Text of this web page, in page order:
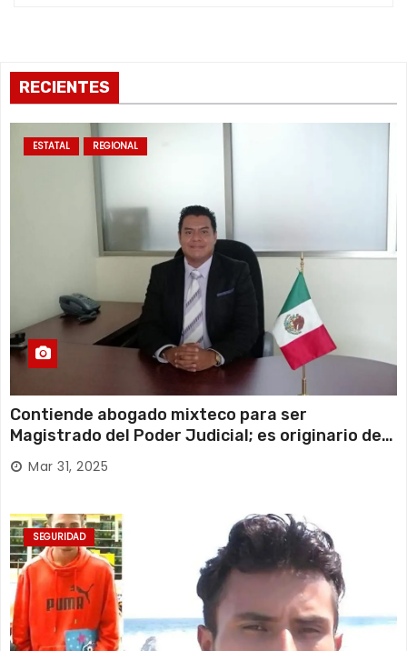
RECIENTES
ESTATAL REGIONAL
Contiende abogado mixteco para ser
Magistrado del Poder Judicial; es originario de
Huajuapan de León
Mar 31, 2025
SEGURIDAD